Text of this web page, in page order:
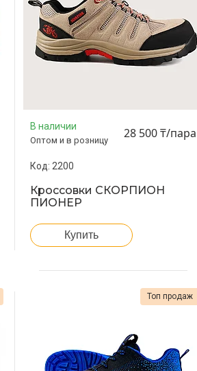
В наличии
Оптом и в розницу 28 500 ₸/пара
2200
Кроссовки СКОРПИОН
ПИОНЕР
Купить
Топ продаж